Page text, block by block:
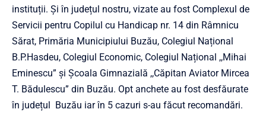
instituții. Și în județul nostru, vizate au fost Complexul de
Servicii pentru Copilul cu Handicap nr. 14 din Râmnicu
Sărat, Primăria Municipiului Buzău, Colegiul Național
B.P.Hasdeu, Colegiul Economic, Colegiul Național ,,Mihai
Eminescu” și Școala Gimnazială ,,Căpitan Aviator Mircea
T. Bădulescu” din Buzău. Opt anchete au fost desfăurate
în județul Buzău iar în 5 cazuri s-au făcut recomandări.